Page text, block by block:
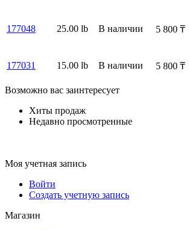
177048 25.00 lb В наличии 5 800 ₸
177031 15.00 lb В наличии 5 800 ₸
Возможно вас заинтересует
Хиты продаж
Недавно просмотренные
Моя учетная запись
Войти
Создать учетную запись
Магазин